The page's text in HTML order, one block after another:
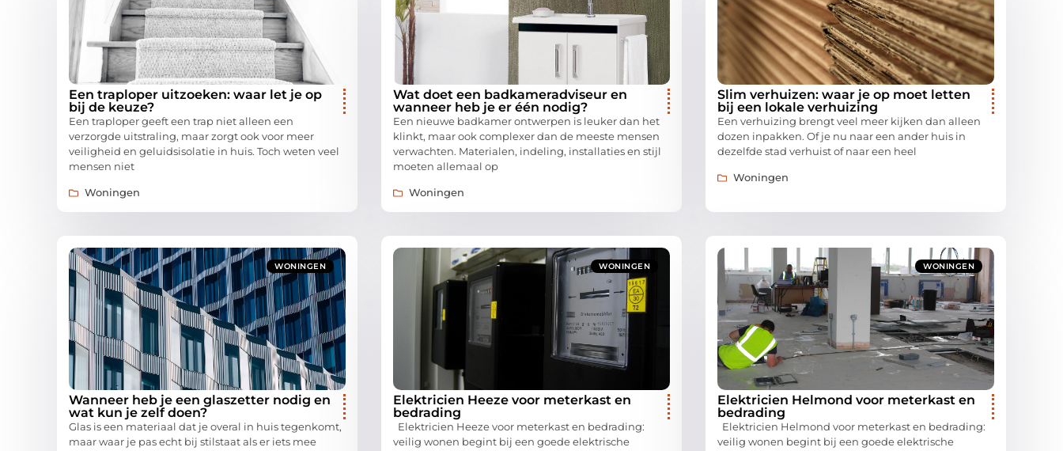
Een traploper uitzoeken: waar let je op
bij de keuze?
Een traploper geeft een trap niet alleen een
verzorgde uitstraling, maar zorgt ook voor meer
veiligheid en geluidsisolatie in huis. Toch weten veel
mensen niet
Woningen
Wat doet een badkameradviseur en
wanneer heb je er één nodig?
Een nieuwe badkamer ontwerpen is leuker dan het
klinkt, maar ook complexer dan de meeste mensen
verwachten. Materialen, indeling, installaties en stijl
moeten allemaal op
Woningen
Slim verhuizen: waar je op moet letten
bij een lokale verhuizing
Een verhuizing brengt veel meer kijken dan alleen
dozen inpakken. Of je nu naar een ander huis in
dezelfde stad verhuist of naar een heel
Woningen
WONINGEN
Wanneer heb je een glaszetter nodig en
wat kun je zelf doen?
Glas is een materiaal dat je overal in huis tegenkomt,
maar waar je pas echt bij stilstaat als er iets mee
WONINGEN
Elektricien Heeze voor meterkast en
bedrading
Elektricien Heeze voor meterkast en bedrading:
veilig wonen begint bij een goede elektrische
WONINGEN
Elektricien Helmond voor meterkast en
bedrading
Elektricien Helmond voor meterkast en bedrading:
veilig wonen begint bij een goede elektrische